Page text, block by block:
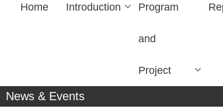
Home Introduction Program
and
Project
News & Events